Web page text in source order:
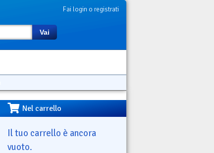
Fai login o registrati
Vai
Nel carrello
Il tuo carrello è ancora
vuoto.